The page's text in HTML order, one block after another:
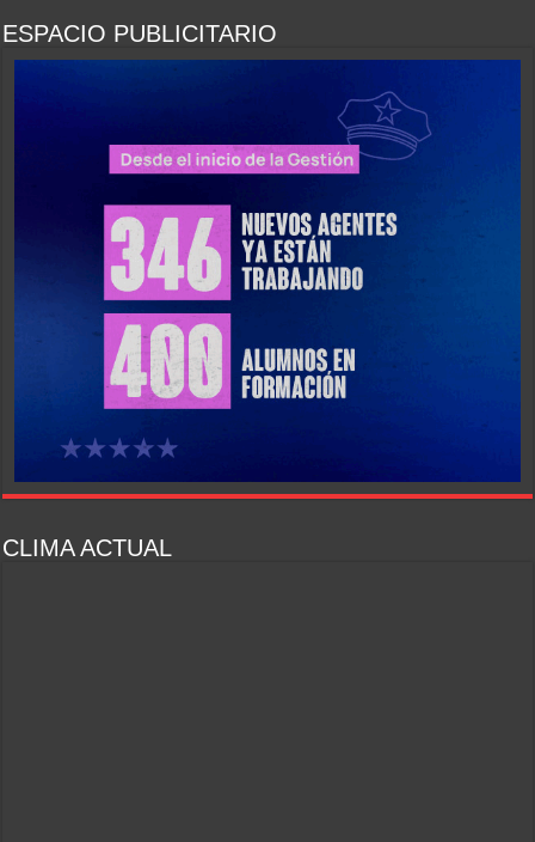
ESPACIO PUBLICITARIO
CLIMA ACTUAL